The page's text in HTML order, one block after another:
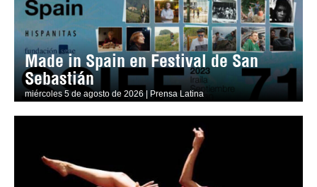
Made in Spain en Festival de San
Sebastián
miércoles 5 de agosto de 2026 | Prensa Latina